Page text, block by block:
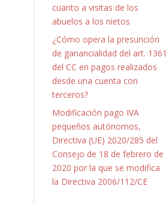
cuanto a visitas de los
abuelos a los nietos
¿Cómo opera la presunción
de ganancialidad del art. 1361
del CC en pagos realizados
desde una cuenta con
terceros?
Modificación pago IVA
pequeños autónomos,
Directiva (UE) 2020/285 del
Consejo de 18 de febrero de
2020 por la que se modifica
la Directiva 2006/112/CE